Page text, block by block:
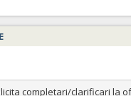
completari/clarificari la